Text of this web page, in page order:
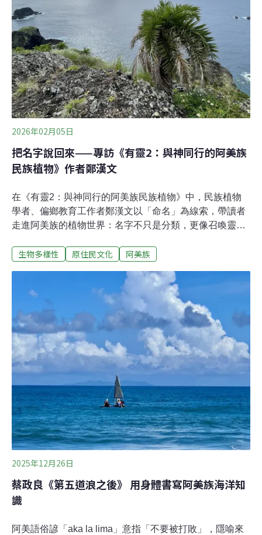
時堰塞湖潰壩、大水灌入部落的影像，透過手機在社群間
迅速流傳，畫面中的水勢遠遠超出當地居民過去經驗。青
年們急忙協助受困長者撤離至地勢較高的馬太鞍長老教會
避難，但仍有許多人來不及進行垂直避難，最終受困甚至
罹難。災情傳出後，散居外地的馬太鞍青年在極短時間內
迅速串連、返鄉支援。Ku
2026年02月05日
把名字說回來——專訪《有靈2：與神同行的阿美族
民族植物》作者鄭漢文
在《有靈2：與神同行的阿美族民族植物》中，民族植物
學者、偏鄉教育工作者鄭漢文以「命名」為線索，帶讀者
走進阿美族的植物世界：名字不只是分類，更像召喚靈魂
張生命網。作者長年在台東教育現場與部落生活中進行田
民植物智慧》，以植物視角呈現原住民族的山林哲學。這
次，他以更貼近阿美族文化脈絡的書寫，提醒我們：當名
字被遺忘，連結也會斷線。 鄭漢文出生在台東、求學在台
東，也在台東工作。他說，自己長時間能與「在這塊土地
上生長」的人們接觸，這種貼近，讓他一次次看見不同族
群觀看世界的方式。「文化本身是反差，反差越大，越開
啟我們看見不同世界的方法。」他強調，許多我們以為
「落後」或「知識不足」的地方，其實早就擁有完整而深
沉的在地知識，只是主流文化的尺度與語言，常讓它們被
誤判、被遮蔽。他是漢人，卻用數十年時間走進原住民族
生物多樣性 原住民文化 阿美族
2025年12月26日
蔡政良《第五道浪之後》 用身體書寫阿美族海洋知
識
阿美語俗諺「aka la lima」意指「不要被打敗」，隱喻來